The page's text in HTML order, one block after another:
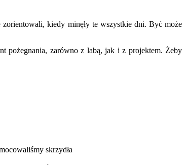
kiedy minęły te wszystkie dni. Być może
pożegnania, zarówno z labą, jak i z projektem. Żeby
skrzydła